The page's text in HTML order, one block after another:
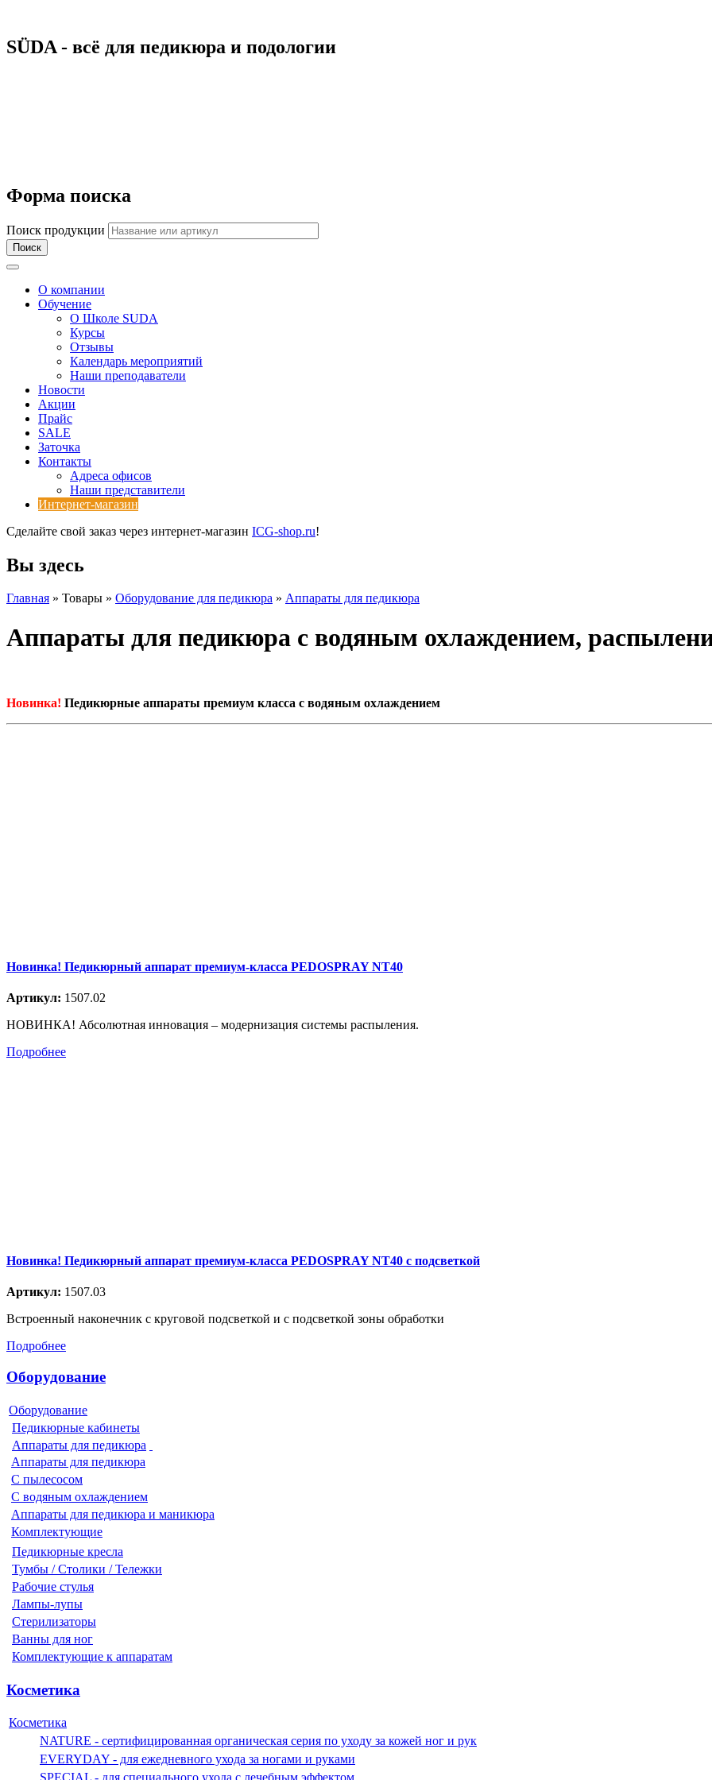
SÜDA - всё для педикюра и подологии
Форма поиска
Поиск продукции
Toggle navigation
О компании
Обучение
О Школе SUDA
Курсы
Отзывы
Календарь мероприятий
Наши преподаватели
Новости
Акции
Прайс
SALE
Заточка
Контакты
Адреса офисов
Наши представители
Интернет-магазин
Сделайте свой заказ через интернет-магазин ICG-shop.ru!
Вы здесь
Главная » Товары » Оборудование для педикюра » Аппараты для педикюра
Аппараты для педикюра с водяным охлаждением,
Новинка! Педикюрные аппараты премиум класса с водяным охлаждением
Новинка! Педикюрный аппарат премиум-класса PEDOSPRAY NT40
Артикул: 1507.02
НОВИНКА! Абсолютная инновация – модернизация системы распыления.
Подробнее
Новинка! Педикюрный аппарат премиум-класса PEDOSPRAY NT40 c подсветкой
Артикул: 1507.03
Встроенный наконечник с круговой подсветкой и с подсветкой зоны обработки
Подробнее
Оборудование
Оборудование
Педикюрные кабинеты
Аппараты для педикюра
Аппараты для педикюра
С пылесосом
С водяным охлаждением
Аппараты для педикюра и маникюра
Комплектующие
Педикюрные кресла
Тумбы / Столики / Тележки
Рабочие стулья
Лампы-лупы
Стерилизаторы
Ванны для ног
Комплектующие к аппаратам
Косметика
Косметика
NATURE - сертифицированная органическая серия по уходу за кожей ног и рук
EVERYDAY - для ежедневного ухода за ногами и руками